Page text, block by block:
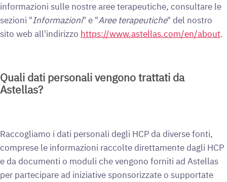
informazioni sulle nostre aree terapeutiche, consultare le
sezioni "Informazioni" e "Aree terapeutiche" del nostro
sito web all'indirizzo https://www.astellas.com/en/about.
Quali dati personali vengono trattati da
Astellas?
Raccogliamo i dati personali degli HCP da diverse fonti,
comprese le informazioni raccolte direttamente dagli HCP
e da documenti o moduli che vengono forniti ad Astellas
per partecipare ad iniziative sponsorizzate o supportate